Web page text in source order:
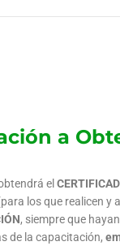
a
el
los que realicen y
, siempre que
de la capacitación,